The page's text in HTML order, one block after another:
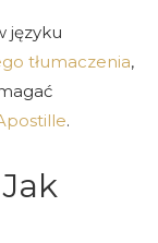
języku
tłumaczenia,
.